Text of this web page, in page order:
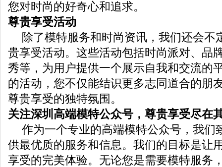
您对时尚的好奇心和追求。
尊贵享受活动
除了模特服务和时尚资讯，我们还会不
贵享受活动。这些活动包括时尚派对、品
秀等，为用户提供一个展示自我和交流的
的活动，您不仅能结识更多志同道合的朋
尊贵享受的独特氛围。
关注深圳高端模特公众号，尊贵享受尽在
作为一个专业的高端模特公众号，我们
供最优质的服务和信息。我们的目标是让
享受的完美体验。无论您是需要模特服务